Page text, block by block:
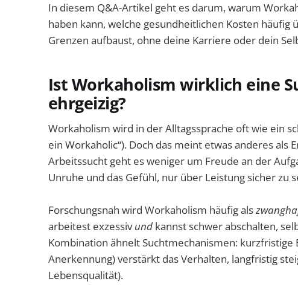
In diesem Q&A-Artikel geht es darum, warum
haben kann, welche gesundheitlichen Kosten häufig
Grenzen aufbaust, ohne deine Karriere oder dein
Ist Workaholism wirklich eine
ehrgeizig?
Workaholism wird in der Alltagssprache oft wie ein
ein Workaholic“). Doch das meint etwas anderes als
Arbeitssucht geht es weniger um Freude an der
Unruhe und das Gefühl, nur über Leistung sicher zu
Forschungsnah wird Workaholism häufig als
arbeitest exzessivund kannst schwer abschalten,
Kombination ähnelt Suchtmechanismen: kurzfristige
Anerkennung) verstärkt das Verhalten, langfristig
Lebensqualität).